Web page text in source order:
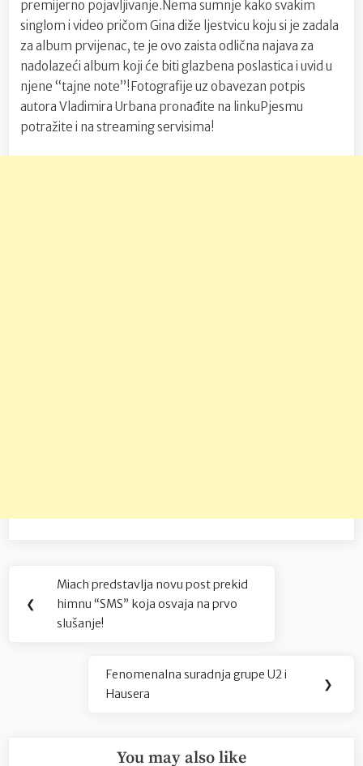
premijerno pojavljivanje.Nema sumnje kako svakim
singlom i video pričom Gina diže ljestvicu koju si je zadala
za album prvijenac, te je ovo zaista odlična najava za
nadolazeći album koji će biti glazbena poslastica i uvid u
njene “tajne note”!Fotografije uz obavezan potpis
autora Vladimira Urbana pronađite na linkuPjesmu
potražite i na streaming servisima!
Navigacija
objava
❮
Previous
Post:
Miach predstavlja novu post prekid
himnu “SMS” koja osvaja na prvo
slušanje!
Next
Post:
Fenomenalna suradnja grupe U2 i
Hausera
❯
You may also like